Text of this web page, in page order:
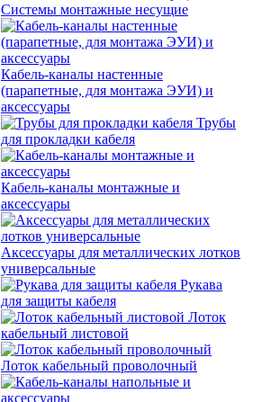
Системы монтажные несущие
Кабель-каналы настенные
(парапетные, для монтажа ЭУИ) и
аксессуары
Трубы
для прокладки кабеля
Кабель-каналы монтажные и
аксессуары
Аксессуары для металлических лотков
универсальные
Рукава
для защиты кабеля
Лоток
кабельный листовой
Лоток кабельный проволочный